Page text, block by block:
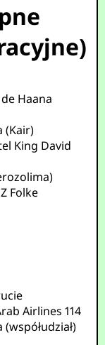
Haana
(Kair)
King David
Folke
Airlines 114